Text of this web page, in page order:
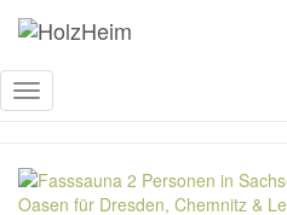
Navigation